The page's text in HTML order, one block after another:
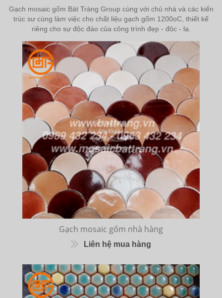
Gạch mosaic gốm Bát Tràng Group cùng với chủ nhà và các kiến
trúc sư cùng làm việc cho chất liệu gạch gốm 1200oC, thiết kế
riêng cho sự độc đáo của công trình đẹp - độc - lạ.
Gạch mosaic gốm nhà hàng
Liên hệ mua hàng